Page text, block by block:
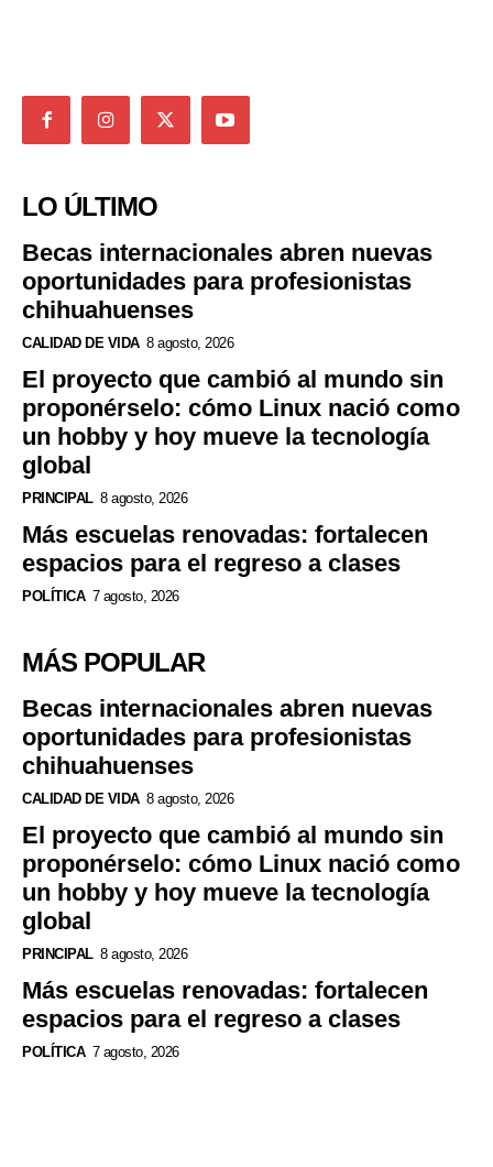
LO ÚLTIMO
Becas internacionales abren nuevas
oportunidades para profesionistas
chihuahuenses
CALIDAD DE VIDA 8 agosto, 2026
El proyecto que cambió al mundo sin
proponérselo: cómo Linux nació como
un hobby y hoy mueve la tecnología
global
PRINCIPAL 8 agosto, 2026
Más escuelas renovadas: fortalecen
espacios para el regreso a clases
POLÍTICA 7 agosto, 2026
MÁS POPULAR
Becas internacionales abren nuevas
oportunidades para profesionistas
chihuahuenses
CALIDAD DE VIDA 8 agosto, 2026
El proyecto que cambió al mundo sin
proponérselo: cómo Linux nació como
un hobby y hoy mueve la tecnología
global
PRINCIPAL 8 agosto, 2026
Más escuelas renovadas: fortalecen
espacios para el regreso a clases
POLÍTICA 7 agosto, 2026